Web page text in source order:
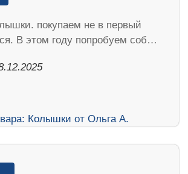
покупаем не в первый
В этом году попробуем соб…